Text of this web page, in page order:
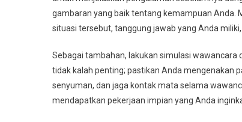
gambaran yang baik tentang kemampuan Anda.
situasi tersebut, tanggung jawab yang Anda
Sebagai tambahan, lakukan simulasi
tidak kalah penting; pastikan Anda mengenakan
senyuman, dan jaga kontak mata selama
mendapatkan pekerjaan impian yang Anda